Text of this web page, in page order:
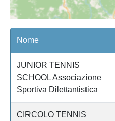
Nome
JUNIOR TENNIS
SCHOOL Associazione
Sportiva Dilettantistica
CIRCOLO TENNIS